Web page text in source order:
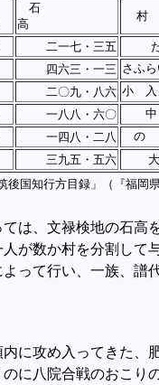
石
高
二一七・三五
四六三・一三 さふ
二〇九・八六 小
一八八・六〇
一四八・二八 の
三九五・五六
国知行方目録」（『福岡
は、文禄検地の石高
が数か村を分割して
って行い、一族、譜
に攻め入ってきた、
に八院合戦のおこり